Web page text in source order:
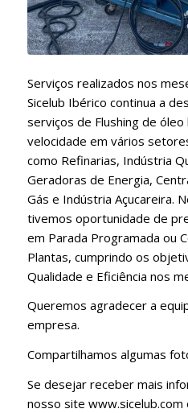
Serviços realizados nos
Sicelub Ibérico continua a
serviços de Flushing de óleo
velocidade em vários
como Refinarias, Indústria
Geradoras de Energia,
Gás e Indústria Açucareira.
tivemos oportunidade de
em Parada Programada ou
Plantas, cumprindo os
Qualidade e Eficiência nos
Queremos agradecer a
empresa.
Compartilhamos algumas
Se desejar receber mais
nosso site www.sicelub.com